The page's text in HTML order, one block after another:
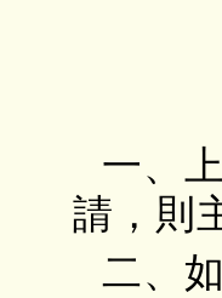
一、
請，則
二、